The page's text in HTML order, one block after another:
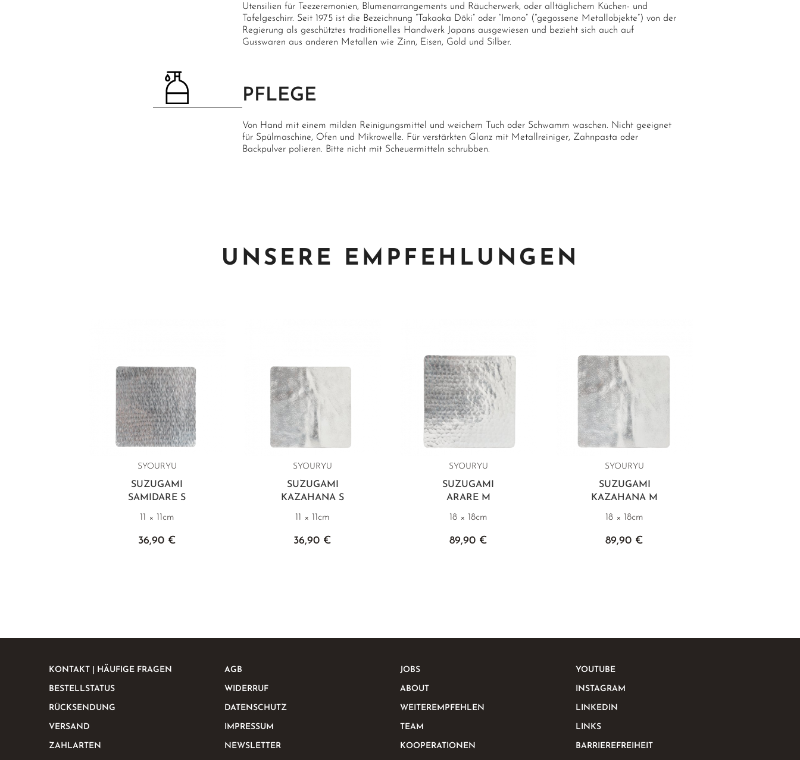
Utensilien für Teezeremonien, Blumenarrangements und Räucherwerk, oder alltäglichem Küchen- und
Tafelgeschirr. Seit 1975 ist die Bezeichnung “Takaoka Dōki” oder “Imono” (“gegossene Metallobjekte”) von der
Regierung als geschütztes traditionelles Handwerk Japans ausgewiesen und bezieht sich auch auf
Gusswaren aus anderen Metallen wie Zinn, Eisen, Gold und Silber.
PFLEGE
Von Hand mit einem milden Reinigungsmittel und weichem Tuch oder Schwamm waschen. Nicht geeignet
für Spülmaschine, Ofen und Mikrowelle. Für verstärkten Glanz mit Metallreiniger, Zahnpasta oder
Backpulver polieren. Bitte nicht mit Scheuermitteln schrubben.
UNSERE EMPFEHLUNGEN
SYOURYU
SUZUGAMI
SAMIDARE S
11 × 11cm
36,90 €
SYOURYU
SUZUGAMI
KAZAHANA S
11 × 11cm
36,90 €
SYOURYU
SUZUGAMI
ARARE M
18 × 18cm
89,90 €
SYOURYU
SUZUGAMI
KAZAHANA M
18 × 18cm
89,90 €
KONTAKT | HÄUFIGE FRAGEN
BESTELLSTATUS
RÜCKSENDUNG
VERSAND
ZAHLARTEN
AGB
WIDERRUF
DATENSCHUTZ
IMPRESSUM
NEWSLETTER
JOBS
ABOUT
WEITEREMPFEHLEN
TEAM
KOOPERATIONEN
YOUTUBE
INSTAGRAM
LINKEDIN
LINKS
BARRIEREFREIHEIT